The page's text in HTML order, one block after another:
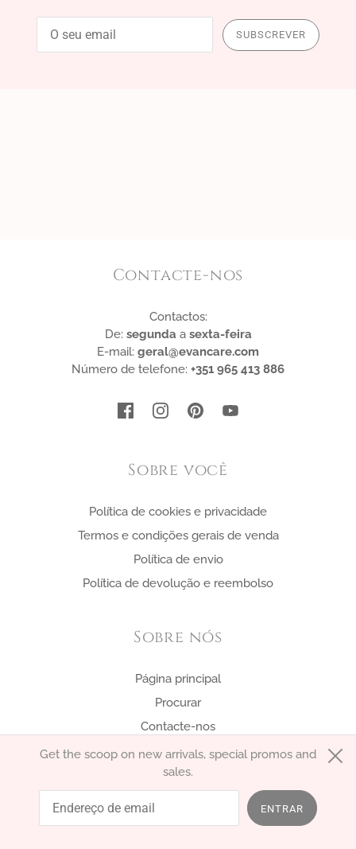
SUBSCREVER
Contacte-nos
Contactos:
De: segunda a sexta-feira
E-mail: geral@evancare.com
Número de telefone: +351 965 413 886
Sobre você
Política de cookies e privacidade
Termos e condições gerais de venda
Política de envio
Política de devolução e reembolso
Sobre nós
Página principal
Procurar
Contacte-nos
Get the scoop on new arrivals, special promos and
sales.
ENTRAR